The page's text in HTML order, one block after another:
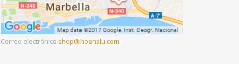
Correo electrónicoshop hoenalu.com